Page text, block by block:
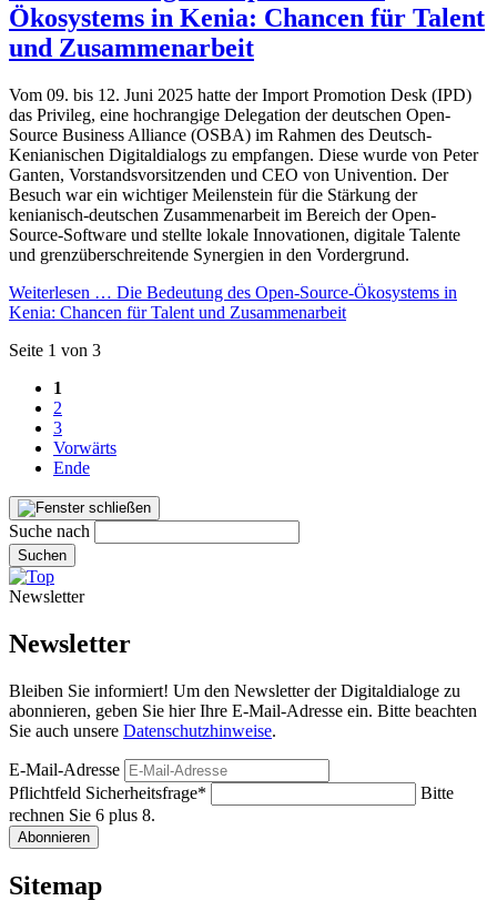
Ökosystems in Kenia: Chancen für Talent
und Zusammenarbeit
Vom 09. bis 12. Juni 2025 hatte der Import Promotion Desk (IPD)
das Privileg, eine hochrangige Delegation der deutschen Open-
Source Business Alliance (OSBA) im Rahmen des Deutsch-
Kenianischen Digitaldialogs zu empfangen. Diese wurde von Peter
Ganten, Vorstandsvorsitzenden und CEO von Univention. Der
Besuch war ein wichtiger Meilenstein für die Stärkung der
kenianisch-deutschen Zusammenarbeit im Bereich der Open-
Source-Software und stellte lokale Innovationen, digitale Talente
und grenzüberschreitende Synergien in den Vordergrund.
Weiterlesen … Die Bedeutung des Open-Source-Ökosystems in
Kenia: Chancen für Talent und Zusammenarbeit
Seite 1 von 3
1
2
3
Vorwärts
Ende
Suche nach
Suchen
Newsletter
Newsletter
Bleiben Sie informiert! Um den Newsletter der Digitaldialoge zu
abonnieren, geben Sie hier Ihre E-Mail-Adresse ein. Bitte beachten
Sie auch unsere Datenschutzhinweise.
E-Mail-Adresse
Pflichtfeld Sicherheitsfrage*
Bitte
rechnen Sie 6 plus 8.
Abonnieren
Sitemap